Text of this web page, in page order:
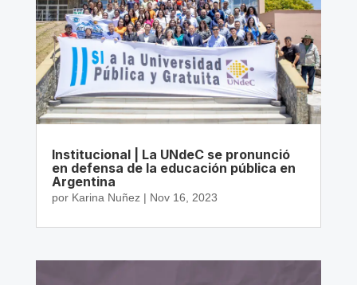
Institucional | La UNdeC se pronunció
en defensa de la educación pública en
Argentina
por Karina Nuñez| Nov 16, 2023